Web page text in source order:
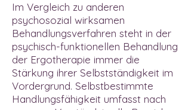
Im Vergleich zu anderen
psychosozial wirksamen
Behandlungsverfahren steht in der
psychisch-funktionellen Behandlung
der Ergotherapie immer die
Stärkung ihrer Selbstständigkeit im
Vordergrund. Selbstbestimmte
Handlungsfähigkeit umfasst nach